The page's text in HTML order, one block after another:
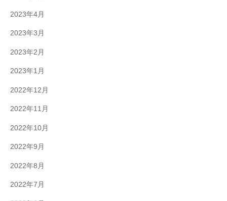
2023年4月
2023年3月
2023年2月
2023年1月
2022年12月
2022年11月
2022年10月
2022年9月
2022年8月
2022年7月